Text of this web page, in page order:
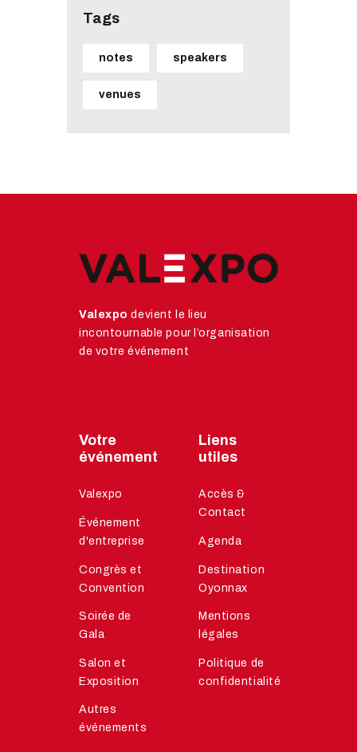
Tags
notes speakers
venues
Valexpodevient le lieu
incontournable pour l’organisation
de votre événement
Votre
événement
Valexpo
Événement
d'entreprise
Congrès et
Convention
Soirée de
Gala
Salon et
Exposition
Autres
événements
Liens
utiles
Accès &
Contact
Agenda
Destination
Oyonnax
Mentions
légales
Politique de
confidentialité